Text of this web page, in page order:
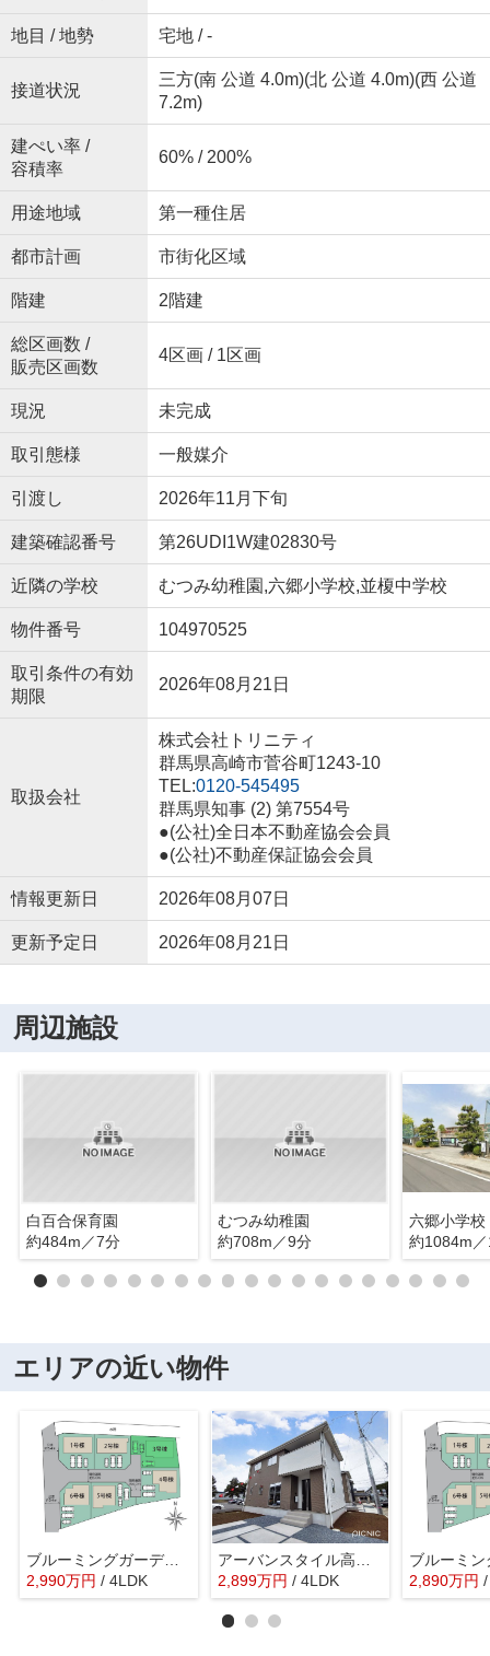
地目 / 地勢 宅地 / -
接道状況
三方(南 公道 4.0m)(北 公道 4.0m)(西 公道
7.2m)
建ぺい率 /
容積率
60% / 200%
用途地域 第一種住居
都市計画 市街化区域
階建 2階建
総区画数 /
販売区画数
4区画 / 1区画
現況 未完成
取引態様 一般媒介
引渡し 2026年11月下旬
建築確認番号 第26UDI1W建02830号
近隣の学校 むつみ幼稚園,六郷小学校,並榎中学校
物件番号 104970525
取引条件の有効
期限
2026年08月21日
取扱会社
株式会社トリニティ
群馬県高崎市菅谷町1243-10
TEL:0120-545495
群馬県知事 (2) 第7554号
●(公社)全日本不動産協会会員
●(公社)不動産保証協会会員
情報更新日 2026年08月07日
更新予定日 2026年08月21日
周辺施設
白百合保育園
約484m／7分
むつみ幼稚園
約708m／9分
六郷小学校
約1084m
エリアの近い物件
ブルーミングガーデン高崎市下豊岡町ー③
2,990万円 / 4LDK
2,899万円 / 4LDK 2,890万円